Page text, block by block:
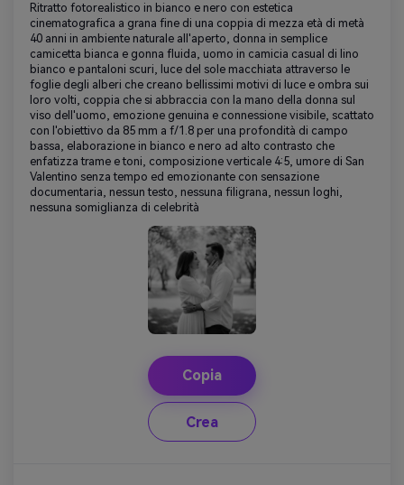
Ritratto fotorealistico in bianco e nero con estetica
cinematografica a grana fine di una coppia di mezza età di metà
40 anni in ambiente naturale all'aperto, donna in semplice
camicetta bianca e gonna fluida, uomo in camicia casual di lino
bianco e pantaloni scuri, luce del sole macchiata attraverso le
foglie degli alberi che creano bellissimi motivi di luce e ombra sui
loro volti, coppia che si abbraccia con la mano della donna sul
viso dell'uomo, emozione genuina e connessione visibile, scattato
con l'obiettivo da 85 mm a f/1.8 per una profondità di campo
bassa, elaborazione in bianco e nero ad alto contrasto che
enfatizza trame e toni, composizione verticale 4:5, umore di San
Valentino senza tempo ed emozionante con sensazione
documentaria, nessun testo, nessuna filigrana, nessun loghi,
nessuna somiglianza di celebrità
Copia
Crea